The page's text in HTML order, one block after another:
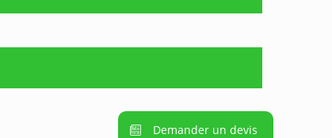
Demander un devis